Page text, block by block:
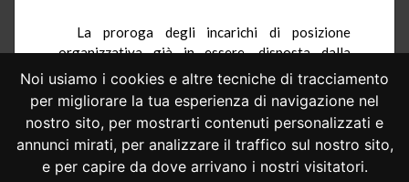
Noi usiamo i cookies e altre tecniche di tracciamento
per migliorare la tua esperienza di navigazione nel
nostro sito, per mostrarti contenuti personalizzati e
annunci mirati, per analizzare il traffico sul nostro sito,
e per capire da dove arrivano i nostri visitatori.
La proroga degli incarichi di posizione
organizzativa già in essere, disposta dalla
censurata legge reg. Toscana n. 22 del 2019, si
iscrive in questo quadro di riferimento. Essa è
stata dettata da evidenti ragioni di natura
organizzativa, volte ad assicurare – specie in
settori interessati dal trasferimento di
personale e delle relative funzioni ai sensi della